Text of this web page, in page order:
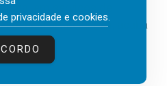
em serviços de
artificial (IA), acaba
privacidade e cookies.